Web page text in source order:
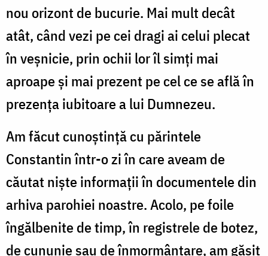
nou orizont de bucurie. Mai mult decât
atât, când vezi pe cei dragi ai celui plecat
în veșnicie, prin ochii lor îl simți mai
aproape și mai prezent pe cel ce se află în
prezența iubitoare a lui Dumnezeu.
Am făcut cunoștință cu părintele
Constantin într-o zi în care aveam de
căutat niște informații în documentele din
arhiva parohiei noastre. Acolo, pe foile
îngălbenite de timp, în registrele de botez,
de cununie sau de înmormântare, am găsit